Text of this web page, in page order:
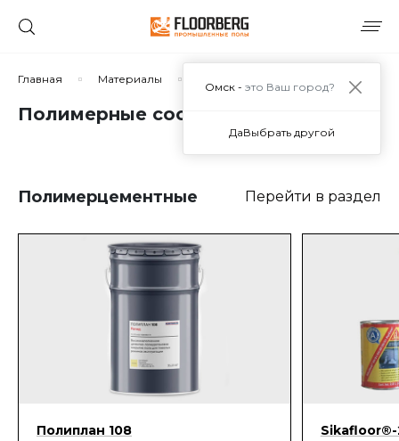
Главная Материалы
Полимерные составы
Полимерцементные Перейти в раздел
Полиплан 108 Sikafloor®-
Омск - это Ваш город?
ДаВыбрать другой